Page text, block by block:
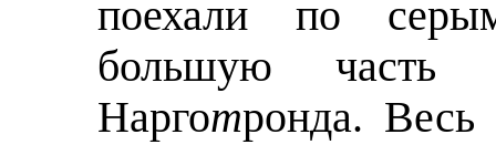
поехали по
большую
Нарготронда. Весь